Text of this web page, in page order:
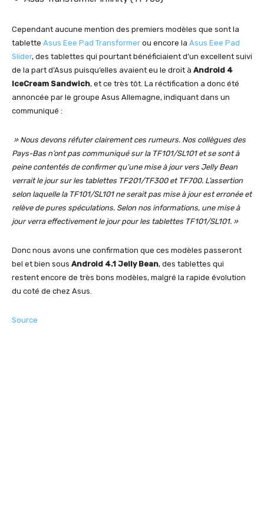
Cependant aucune mention des premiers modèles que sont la
tablette Asus Eee Pad Transformer ou encore la Asus Eee Pad
Slider, des tablettes qui pourtant bénéficiaient d’un excellent suivi
de la part d’Asus puisqu’elles avaient eu le droit à Android 4
IceCream Sandwich, et ce très tôt. La réctification a donc été
annoncée par le groupe Asus Allemagne, indiquant dans un
communiqué :
» Nous devons réfuter clairement ces rumeurs. Nos collègues des
Pays-Bas n’ont pas communiqué sur la TF101/SL101 et se sont à
peine contentés de confirmer qu’une mise à jour vers Jelly Bean
verrait le jour sur les tablettes TF201/TF300 et TF700. L’assertion
selon laquelle la TF101/SL101 ne serait pas mise à jour est erronée et
relève de pures spéculations. Selon nos informations, une mise à
jour verra effectivement le jour pour les tablettes TF101/SL101. »
Donc nous avons une confirmation que ces modèles passeront
bel et bien sous Android 4.1 Jelly Bean, des tablettes qui
restent encore de très bons modèles, malgré la rapide évolution
du coté de chez Asus.
Source